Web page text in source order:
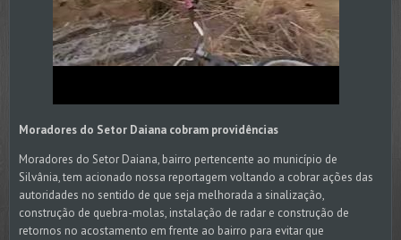
Moradores do Setor Daiana cobram providências
Moradores do Setor Daiana, bairro pertencente ao município de
Silvânia, tem acionado nossa reportagem voltando a cobrar ações das
autoridades no sentido de que seja melhorada a sinalização,
construção de quebra-molas, instalação de radar e construção de
retornos no acostamento em frente ao bairro para evitar que